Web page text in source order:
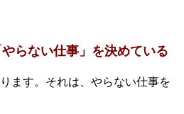
らない仕事」を決めている
ます。それは、やらない仕事を